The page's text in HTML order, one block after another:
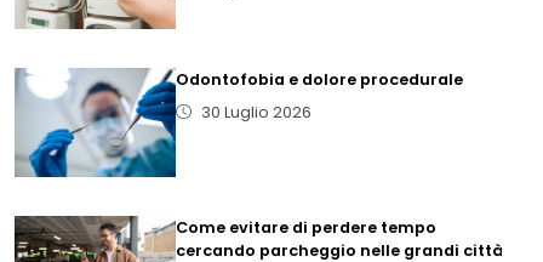
Odontofobia e dolore procedurale
30 Luglio 2026
Come evitare di perdere tempo
cercando parcheggio nelle grandi città